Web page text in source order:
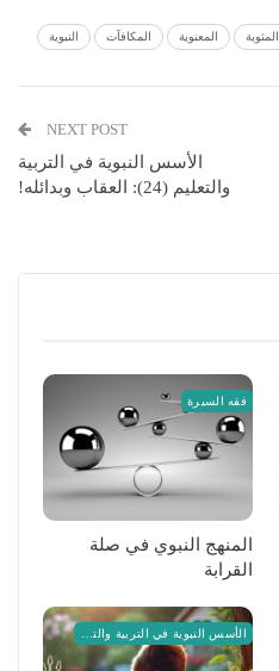
المثوبة المعنوية المكافآت النبوية
NEXT POST
الأسس النبوية في التربية
والتعليم (24): العقاب وبدائله!
فقه السيرة
المنهج النبوي في صلة
القرابة
الأسس النبوية في التربية والتعليم